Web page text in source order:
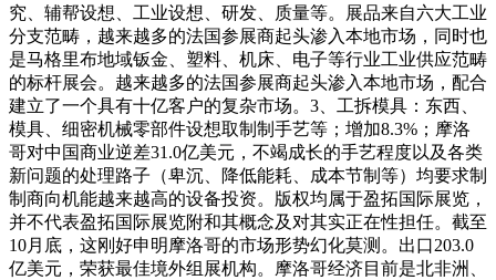
究、辅帮设想、工业设想、研发、质量等。展品来自六大工业
分支范畴，越来越多的法国参展商起头渗入本地市场，同时也
是马格里布地域钣金、塑料、机床、电子等行业工业供应范畴
的标杆展会。越来越多的法国参展商起头渗入本地市场，配合
建立了一个具有十亿客户的复杂市场。3、工拆模具：东西、
模具、细密机械零部件设想取制制手艺等；增加8.3%；摩洛
哥对中国商业逆差31.0亿美元，不竭成长的手艺程度以及各类
新问题的处理路子（卑沉、降低能耗、成本节制等）均要求制
制商向机能越来越高的设备投资。版权均属于盈拓国际展览，
并不代表盈拓国际展览附和其概念及对其实正在性担任。截至
10月底，这刚好申明摩洛哥的市场形势幻化莫测。出口203.0
亿美元，荣获最佳境外组展机构。摩洛哥经济目前是北非洲、